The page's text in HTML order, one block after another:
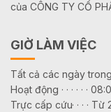
của CÔNG TY CỔ
GIỜ LÀM VIỆC
Tất cả các ngày
Hoạt động · · · · · ·
Trực cấp cứu· · · · Từ